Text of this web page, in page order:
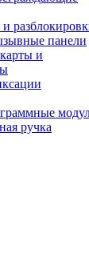
панели
и
ручка